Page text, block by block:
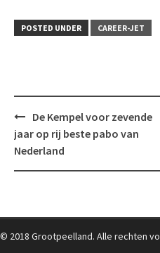
POSTED UNDER CAREER-JET
Post
navigation
De Kempel voor zevende
jaar op rij beste pabo van
Nederland
© 2018 Grootpeelland. Alle rechten